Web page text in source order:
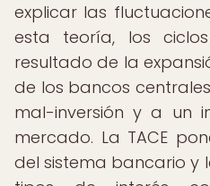
explicar las
esta teoría, los
resultado de la
de los bancos
mal-inversión y a un
mercado. La TACE
del sistema bancario y